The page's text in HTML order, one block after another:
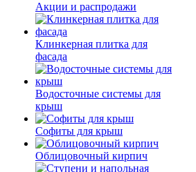
Акции и распродажи
Клинкерная плитка для
фасада
Водосточные системы для
крыш
Софиты для крыш
Облицовочный кирпич